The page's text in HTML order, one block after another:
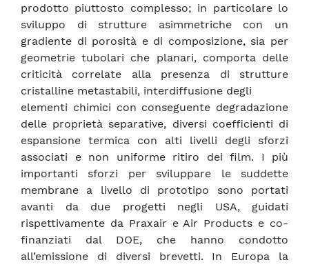
prodotto piuttosto complesso; in particolare lo
sviluppo di strutture asimmetriche con un
gradiente di porosità e di composizione, sia per
geometrie tubolari che planari, comporta delle
criticità correlate alla presenza di strutture
cristalline metastabili, interdiffusione degli
elementi chimici con conseguente degradazione
delle proprietà separative, diversi coefficienti di
espansione termica con alti livelli degli sforzi
associati e non uniforme ritiro dei film. I più
importanti sforzi per sviluppare le suddette
membrane a livello di prototipo sono portati
avanti da due progetti negli USA, guidati
rispettivamente da Praxair e Air Products e co-
finanziati dal DOE, che hanno condotto
all’emissione di diversi brevetti. In Europa la